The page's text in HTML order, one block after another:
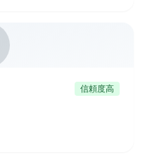
信頼度高